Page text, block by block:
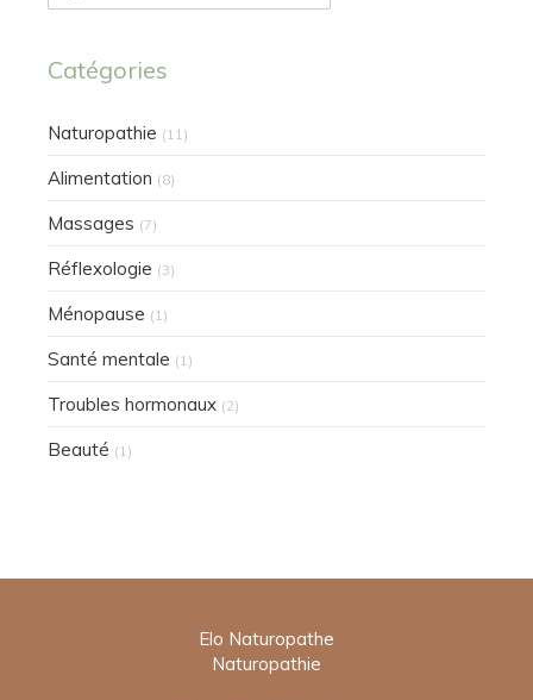
Catégories
Naturopathie (11)
Alimentation (8)
Massages (7)
Réflexologie (3)
Ménopause (1)
Santé mentale (1)
Troubles hormonaux (2)
Beauté (1)
Elo Naturopathe
Naturopathie